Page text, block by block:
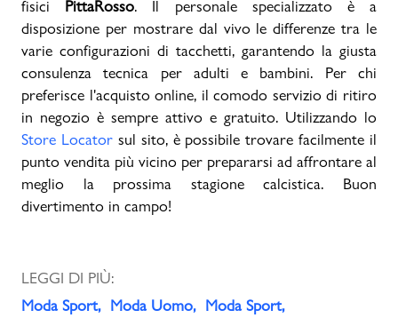
fisici PittaRosso. Il personale specializzato è a
disposizione per mostrare dal vivo le differenze tra le
varie configurazioni di tacchetti, garantendo la giusta
consulenza tecnica per adulti e bambini. Per chi
preferisce l'acquisto online, il comodo servizio di ritiro
in negozio è sempre attivo e gratuito. Utilizzando lo
Store Locatorsul sito, è possibile trovare facilmente il
punto vendita più vicino per prepararsi ad affrontare al
meglio la prossima stagione calcistica. Buon
divertimento in campo!
LEGGI DI PIÙ:
Moda Sport
Moda Uomo
Moda Sport